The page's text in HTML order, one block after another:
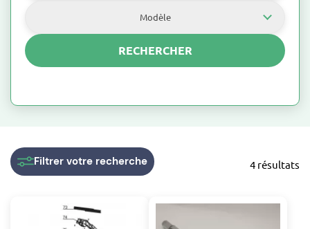
Modèle
RECHERCHER
4 résultats
Filtrer votre recherche